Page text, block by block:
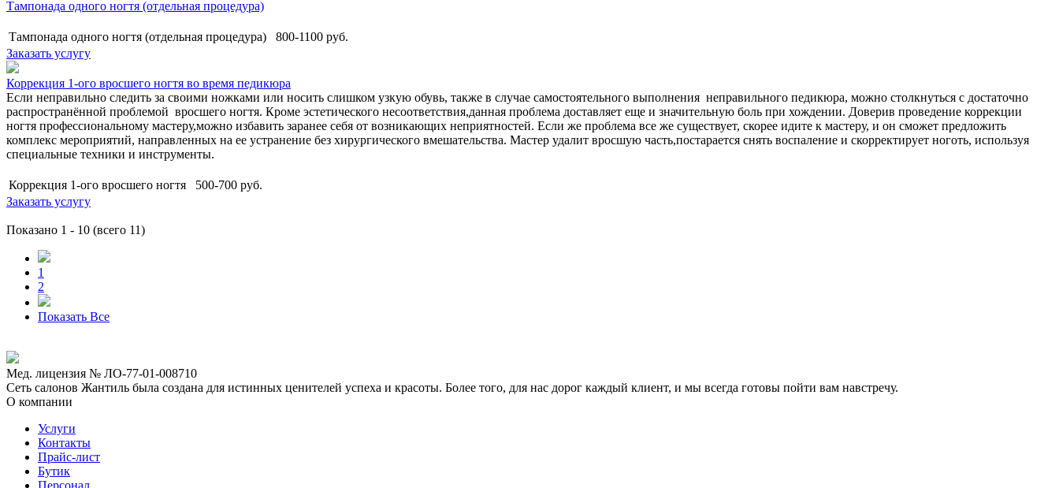
Тампонада одного ногтя (отдельная процедура)
Тампонада одного ногтя (отдельная процедура) 800-1100 руб.
Заказать услугу
Коррекция 1-ого вросшего ногтя во время педикюра
Если неправильно следить за своими ножками или носить слишком узкую обувь, также в случае самостоятельного выполнения неправильного педикюра, можно столкнуться с достаточно
распространённой проблемой вросшего ногтя. Кроме эстетического несоответствия,данная проблема доставляет еще и значительную боль при хождении. Доверив проведение коррекции
ногтя профессиональному мастеру,можно избавить заранее себя от возникающих неприятностей. Если же проблема все же существует, скорее идите к мастеру, и он сможет предложить
комплекс мероприятий, направленных на ее устранение без хирургического вмешательства. Мастер удалит вросшую часть,постарается снять воспаление и скорректирует ноготь, используя
специальные техники и инструменты.
Коррекция 1-ого вросшего ногтя 500-700 руб.
Заказать услугу
Показано 1 - 10 (всего 11)
1
2
Показать Все
Мед. лицензия № ЛО-77-01-008710
Сеть салонов Жантиль была создана для истинных ценителей успеха и красоты. Более того, для нас дорог каждый клиент, и мы всегда готовы пойти вам навстречу.
О компании
Услуги
Контакты
Прайс-лист
Бутик
Персонал